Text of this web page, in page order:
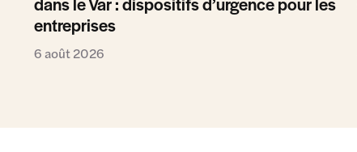
entreprises
6 août 2026